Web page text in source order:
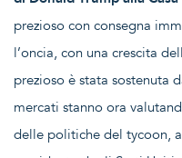
prezioso con consegna
l’oncia, con una crescita
prezioso è stata sostenuta
mercati stanno ora
delle politiche del tycoon,